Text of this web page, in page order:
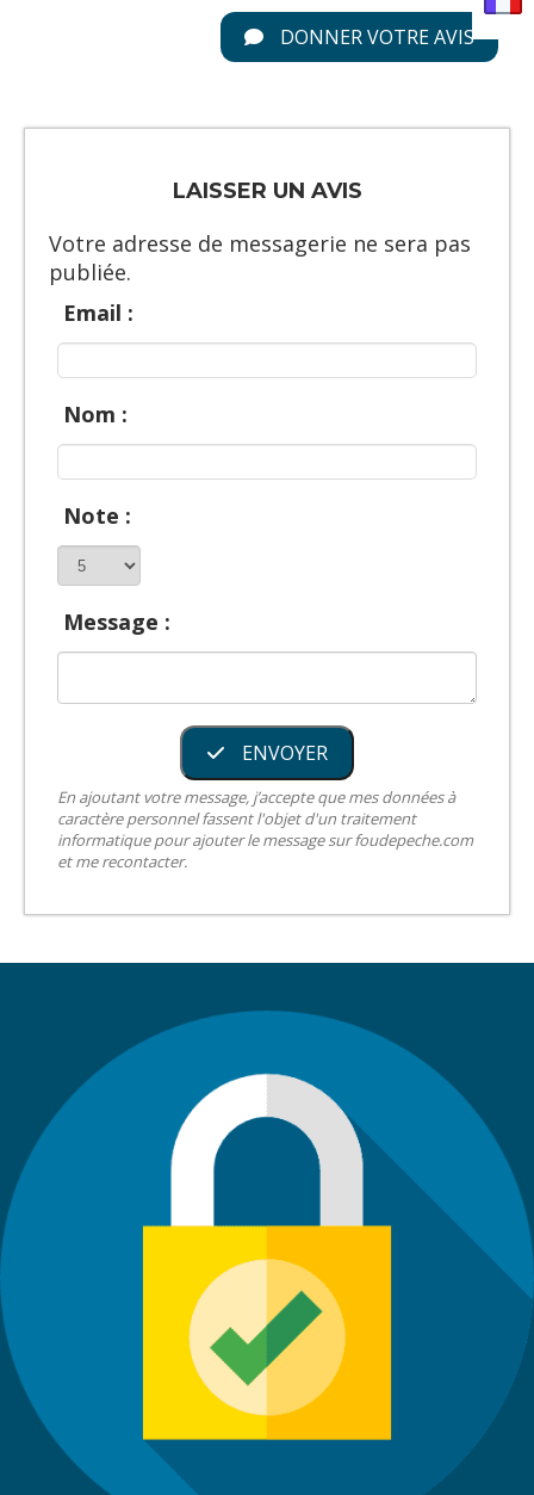
DONNER VOTRE AVIS
LAISSER UN AVIS
Votre adresse de messagerie ne sera pas
publiée.
Email :
Nom :
Note :
Message :
ENVOYER
En ajoutant votre message, j’accepte que mes données à
caractère personnel fassent l'objet d'un traitement
informatique pour ajouter le message sur foudepeche.com
et me recontacter.